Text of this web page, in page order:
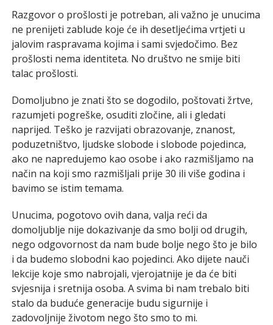
Razgovor o prošlosti je potreban, ali važno je unucima
ne prenijeti zablude koje će ih desetljećima vrtjeti u
jalovim raspravama kojima i sami svjedočimo. Bez
prošlosti nema identiteta. No društvo ne smije biti
talac prošlosti.
Domoljubno je znati što se dogodilo, poštovati žrtve,
razumjeti pogreške, osuditi zločine, ali i gledati
naprijed. Teško je razvijati obrazovanje, znanost,
poduzetništvo, ljudske slobode i slobode pojedinca,
ako ne napredujemo kao osobe i ako razmišljamo na
način na koji smo razmišljali prije 30 ili više godina i
bavimo se istim temama.
Unucima, pogotovo ovih dana, valja reći da
domoljublje nije dokazivanje da smo bolji od drugih,
nego odgovornost da nam bude bolje nego što je bilo
i da budemo slobodni kao pojedinci. Ako dijete nauči
lekcije koje smo nabrojali, vjerojatnije je da će biti
svjesnija i sretnija osoba. A svima bi nam trebalo biti
stalo da buduće generacije budu sigurnije i
zadovoljnije životom nego što smo to mi.